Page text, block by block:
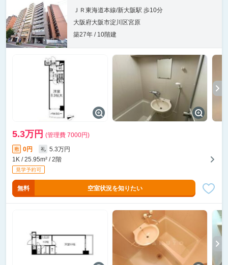
ＪＲ東海道本線/新大阪駅 歩10分
大阪府大阪市淀川区宮原
築27年 / 10階建
5.3万円 (管理費 7000円)
敷 0円 礼
5.3万円
1K / 25.95m² / 2階
無料 空室状況を知りたい